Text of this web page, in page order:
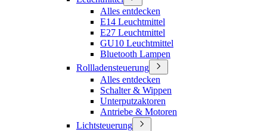
Alles entdecken
E14 Leuchtmittel
E27 Leuchtmittel
GU10 Leuchtmittel
Bluetooth Lampen
Rollladensteuerung
Alles entdecken
Schalter & Wippen
Unterputzaktoren
Antriebe & Motoren
Lichtsteuerung